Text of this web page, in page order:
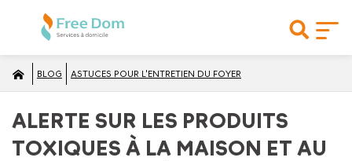
BLOG ASTUCES POUR L'ENTRETIEN DU FOYER
ALERTE SUR LES PRODUITS
TOXIQUES À LA MAISON ET AU